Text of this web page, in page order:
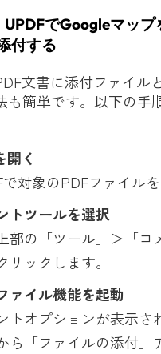
でGoogleマップ
付する
文書に添付ファイル
も簡単です。以下の手
開く
対象のPDFファイルを
トツールを選択
部の「ツール」＞「コ
リックします。
ァイル機能を起動
トオプションが表示さ
ら「ファイルの添付」